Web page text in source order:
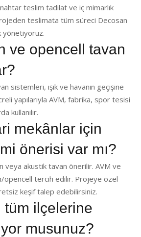
teslim tadilat ve iç mimarlık
teslimata tüm süreci Decosan
yönetiyoruz.
ve opencell tavan
sistemleri, ışık ve havanın geçişine
yapılarıyla AVM, fabrika, spor tesisi
kullanılır.
mekânlar için
önerisi var mı?
akustik tavan önerilir. AVM ve
opencell tercih edilir. Projeye özel
keşif talep edebilirsiniz.
tüm ilçelerine
musunuz?